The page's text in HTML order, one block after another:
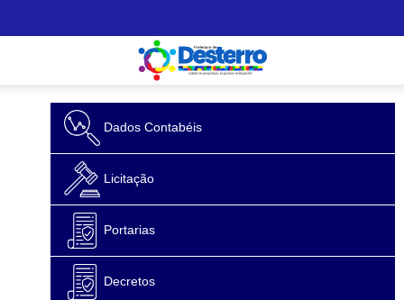
Dados Contabéis
Licitação
Portarias
Decretos